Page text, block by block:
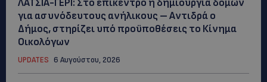
ΛΑΤΣΙΑ-ΓΕΡΙ: Στο επίκεντρο η δημιουργία δομών
για ασυνόδευτους ανήλικους – Αντιδρά ο
Δήμος, στηρίζει υπό προϋποθέσεις το Κίνημα
Οικολόγων
UPDATES 6 Αυγούστου, 2026